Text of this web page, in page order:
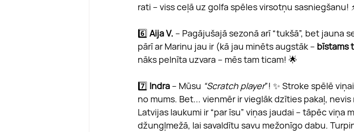
rati – viss ceļā uz golfa spēles virsotņu sasniegšanu!
6️⃣ Aija V. – Pagājušajā sezonā arī “tukšā”, bet jauna
pārī ar Marinu jau ir (kā jau minēts augstāk – bīstams
nāks pelnīta uzvara – mēs tam ticam! 🌟
7️⃣ Indra – Mūsu “Scratch player”! ✨ Stroke spēlē
no mums. Bet... vienmēr ir vieglāk dzīties pakaļ,
Latvijas laukumi ir “par īsu” viņas jaudai – tāpēc viņa
džungļmežā, lai savaldītu savu mežonīgo dabu.